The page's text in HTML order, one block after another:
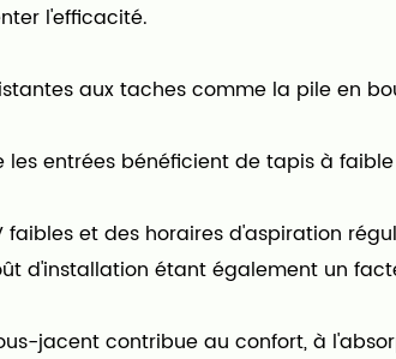
l'efficacité.
aux taches comme la pile en
les entrées bénéficient de tapis à
et des horaires d'aspiration
d'installation étant également un
jacent contribue au confort, à